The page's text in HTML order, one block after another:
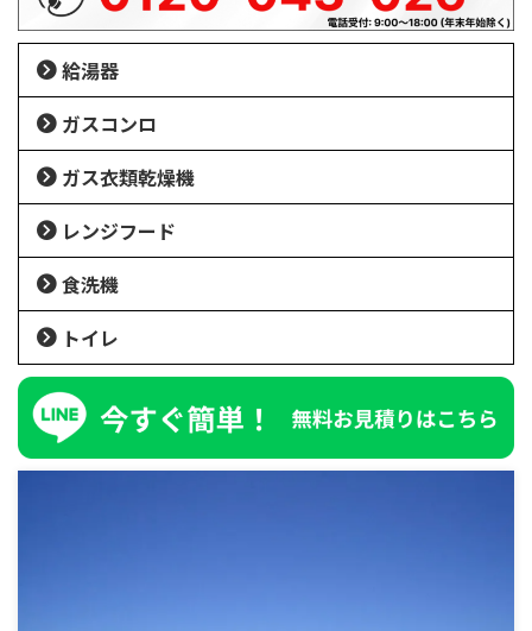
給湯器
ガスコンロ
ガス衣類乾燥機
レンジフード
食洗機
トイレ